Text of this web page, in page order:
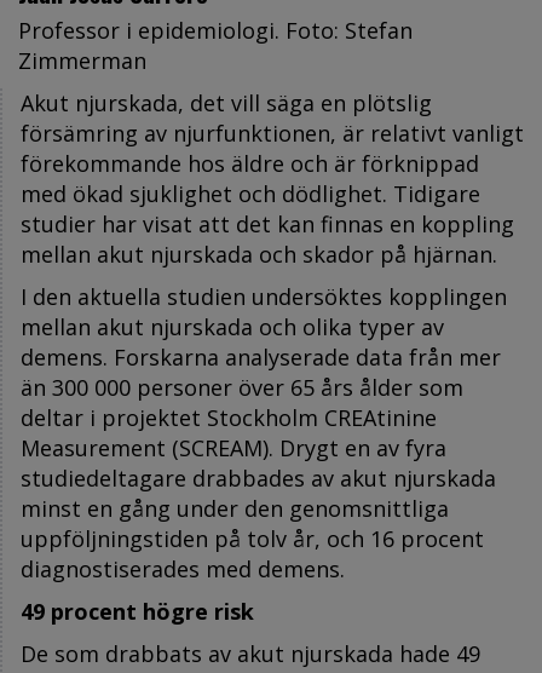
Professor i epidemiologi. Foto: Stefan
Zimmerman
Akut njurskada, det vill säga en plötslig
försämring av njurfunktionen, är relativt vanligt
förekommande hos äldre och är förknippad
med ökad sjuklighet och dödlighet. Tidigare
studier har visat att det kan finnas en koppling
mellan akut njurskada och skador på hjärnan.
I den aktuella studien undersöktes kopplingen
mellan akut njurskada och olika typer av
demens. Forskarna analyserade data från mer
än 300 000 personer över 65 års ålder som
deltar i projektet Stockholm CREAtinine
Measurement (SCREAM). Drygt en av fyra
studiedeltagare drabbades av akut njurskada
minst en gång under den genomsnittliga
uppföljningstiden på tolv år, och 16 procent
diagnostiserades med demens.
49 procent högre risk
De som drabbats av akut njurskada hade 49